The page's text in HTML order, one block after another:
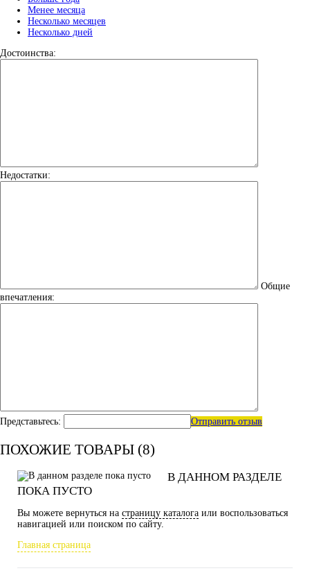
Менее месяца
Несколько месяцев
Несколько дней
Достоинства:
Недостатки:
Общие
впечатления:
Представьтесь: Отправить отзыв
ПОХОЖИЕ ТОВАРЫ (8)
В ДАННОМ РАЗДЕЛЕ
ПОКА ПУСТО
Вы можете вернуться на страницу каталога или воспользоваться
навигацией или поиском по сайту.
Главная страница